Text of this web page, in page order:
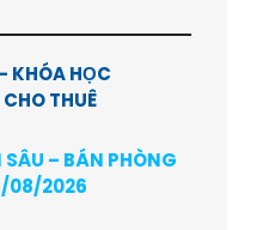
KHÓA HỌC
THUÊ
SÂU – BÁN PHÒNG
08/2026